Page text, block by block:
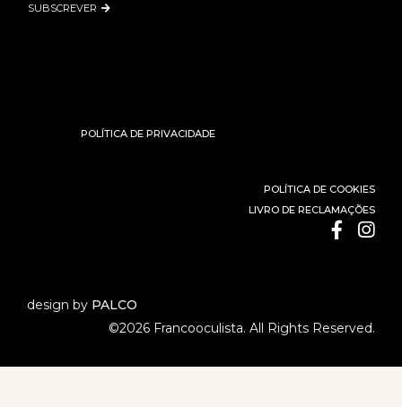
SUBSCREVER
POLÍTICA DE PRIVACIDADE
POLÍTICA DE COOKIES
LIVRO DE RECLAMAÇÕES
design by PALCO
©2026 Francooculista. All Rights Reserved.